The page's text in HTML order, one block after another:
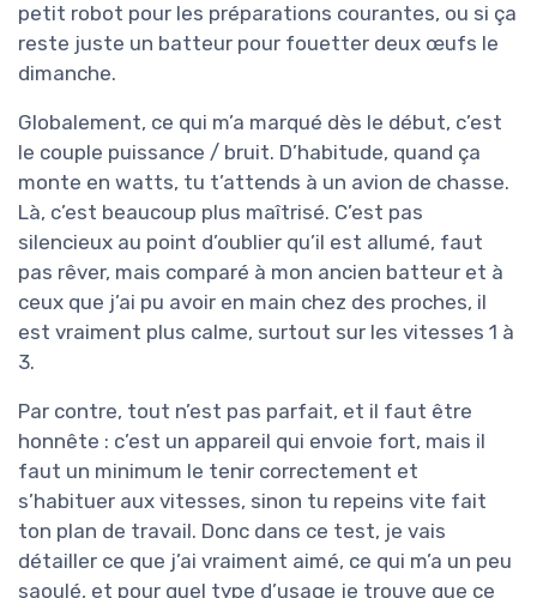
petit robot pour les préparations courantes, ou si ça
reste juste un batteur pour fouetter deux œufs le
dimanche.
Globalement, ce qui m’a marqué dès le début, c’est
le couple puissance / bruit. D’habitude, quand ça
monte en watts, tu t’attends à un avion de chasse.
Là, c’est beaucoup plus maîtrisé. C’est pas
silencieux au point d’oublier qu’il est allumé, faut
pas rêver, mais comparé à mon ancien batteur et à
ceux que j’ai pu avoir en main chez des proches, il
est vraiment plus calme, surtout sur les vitesses 1 à
3.
Par contre, tout n’est pas parfait, et il faut être
honnête : c’est un appareil qui envoie fort, mais il
faut un minimum le tenir correctement et
s’habituer aux vitesses, sinon tu repeins vite fait
ton plan de travail. Donc dans ce test, je vais
détailler ce que j’ai vraiment aimé, ce qui m’a un peu
saoulé, et pour quel type d’usage je trouve que ce